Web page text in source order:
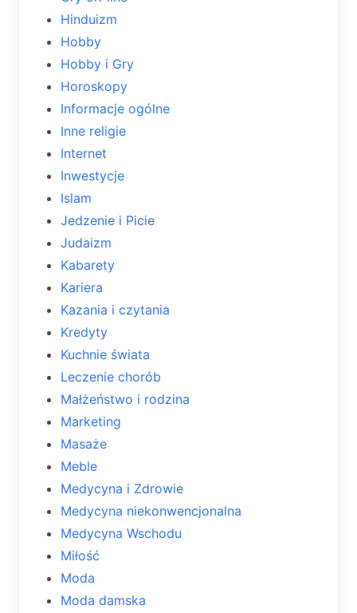
Hinduizm
Hobby
Hobby i Gry
Horoskopy
Informacje ogólne
Inne religie
Internet
Inwestycje
Islam
Jedzenie i Picie
Judaizm
Kabarety
Kariera
Kazania i czytania
Kredyty
Kuchnie świata
Leczenie chorób
Małżeństwo i rodzina
Marketing
Masaże
Meble
Medycyna i Zdrowie
Medycyna niekonwencjonalna
Medycyna Wschodu
Miłość
Moda
Moda damska